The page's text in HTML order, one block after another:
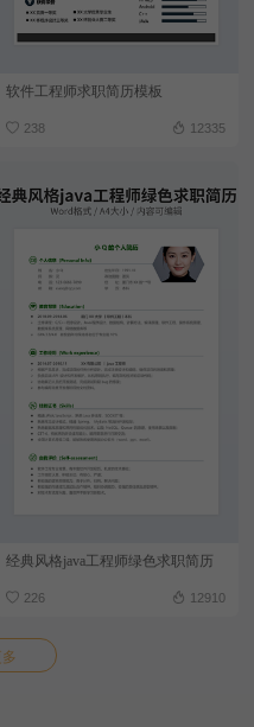
软件工程师求职简历模板
238 12335
经典风格java工程师绿色求职简历
226 12910